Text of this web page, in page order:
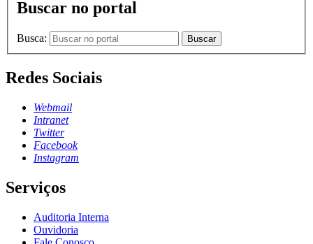
Buscar no portal
Busca: Buscar
Redes Sociais
Webmail
Intranet
Twitter
Facebook
Instagram
Serviços
Auditoria Interna
Ouvidoria